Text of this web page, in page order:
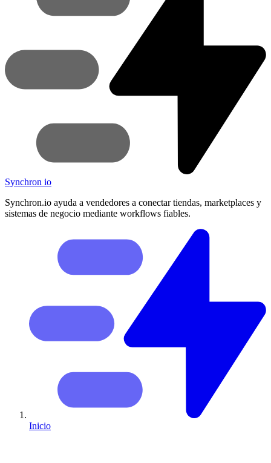
Synchron io
Synchron.io ayuda a vendedores a conectar tiendas, marketplaces y
sistemas de negocio mediante workflows fiables.
Inicio